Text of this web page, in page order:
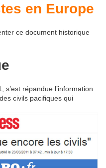
en Europe
ce document historique
s’est répandue l’information
civils pacifiques qui